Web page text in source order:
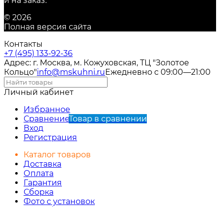
© 2026
Полная версия сайта
Контакты
+7 (495) 133-92-36
Адрес: г. Москва, м. Кожуховская, ТЦ "Золотое
Кольцо"info@mskuhni.ruЕжедневно с 09:00—21:00
Личный кабинет
Избранное
СравнениеТовар в сравнении
Вход
Регистрация
Каталог товаров
Доставка
Оплата
Гарантия
Сборка
Фото с установок